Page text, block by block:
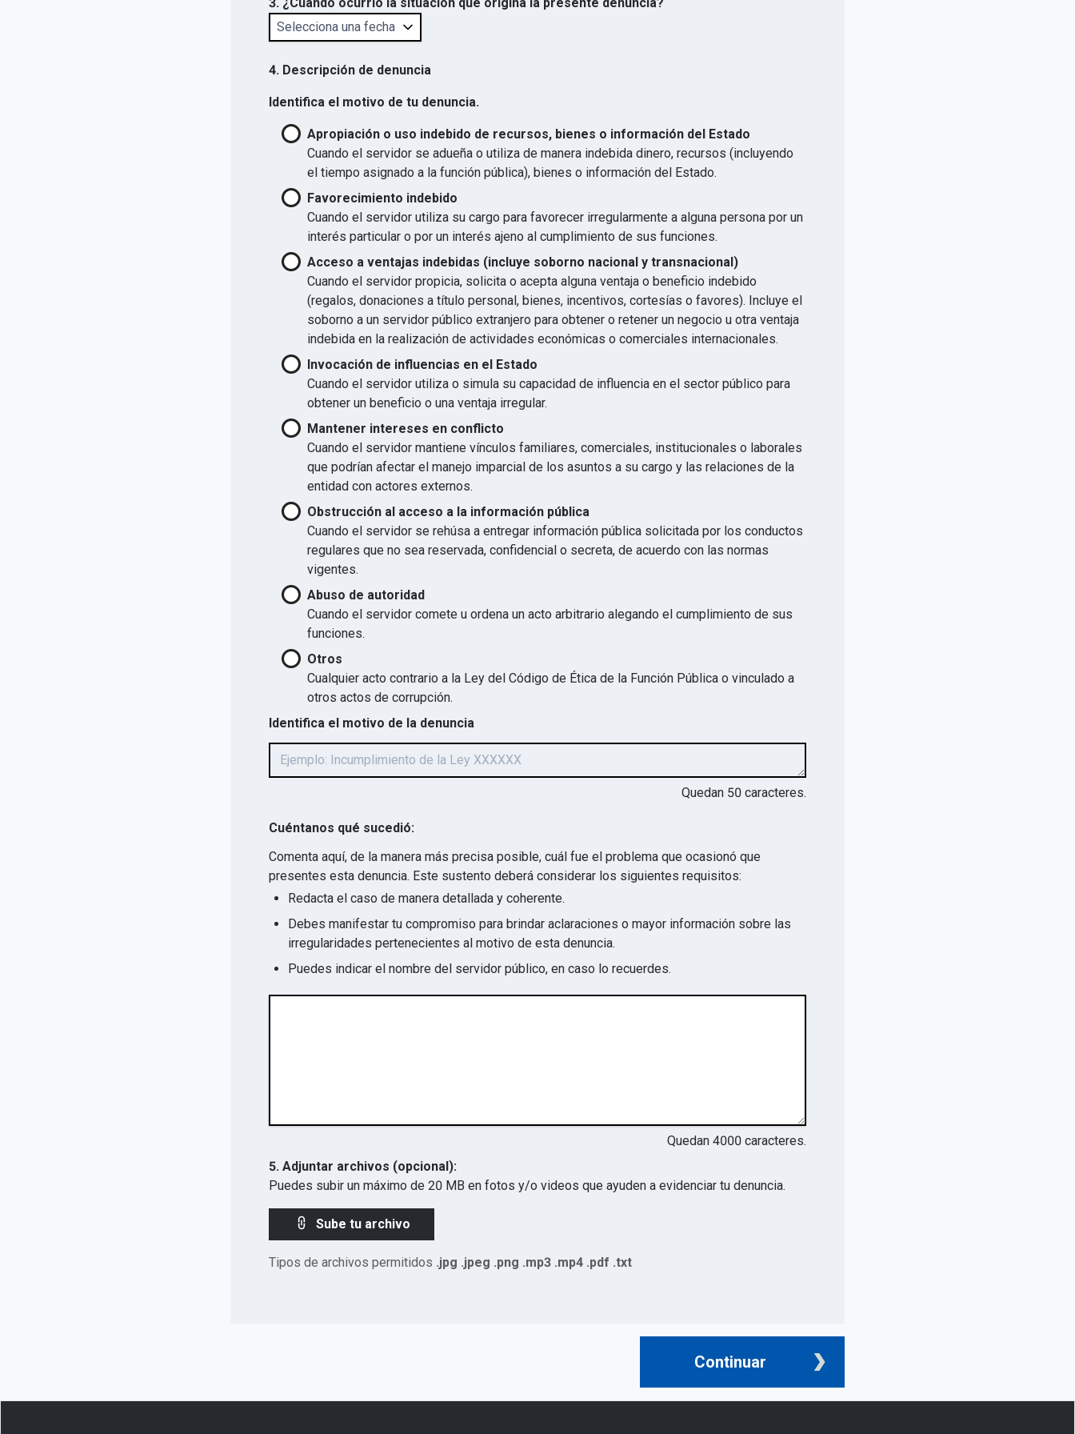
4. Descripción de denuncia
Identifica el motivo de tu denuncia.
Apropiación o uso indebido de recursos, bienes o información del Estado
Cuando el servidor se adueña o utiliza de manera indebida dinero, recursos (incluyendo
el tiempo asignado a la función pública), bienes o información del Estado.
Favorecimiento indebido
Cuando el servidor utiliza su cargo para favorecer irregularmente a alguna persona por un
interés particular o por un interés ajeno al cumplimiento de sus funciones.
Acceso a ventajas indebidas (incluye soborno nacional y transnacional)
Cuando el servidor propicia, solicita o acepta alguna ventaja o beneficio indebido
(regalos, donaciones a título personal, bienes, incentivos, cortesías o favores). Incluye el
soborno a un servidor público extranjero para obtener o retener un negocio u otra ventaja
indebida en la realización de actividades económicas o comerciales internacionales.
Invocación de influencias en el Estado
Cuando el servidor utiliza o simula su capacidad de influencia en el sector público para
obtener un beneficio o una ventaja irregular.
Mantener intereses en conflicto
Cuando el servidor mantiene vínculos familiares, comerciales, institucionales o laborales
que podrían afectar el manejo imparcial de los asuntos a su cargo y las relaciones de la
entidad con actores externos.
Obstrucción al acceso a la información pública
Cuando el servidor se rehúsa a entregar información pública solicitada por los conductos
regulares que no sea reservada, confidencial o secreta, de acuerdo con las normas
vigentes.
Abuso de autoridad
Cuando el servidor comete u ordena un acto arbitrario alegando el cumplimiento de sus
funciones.
Otros
Cualquier acto contrario a la Ley del Código de Ética de la Función Pública o vinculado a
otros actos de corrupción.
Identifica el motivo de la denuncia
Quedan 50 caracteres.
Cuéntanos qué sucedió:
Comenta aquí, de la manera más precisa posible, cuál fue el problema que ocasionó que
presentes esta denuncia. Este sustento deberá considerar los siguientes requisitos:
Redacta el caso de manera detallada y coherente.
Debes manifestar tu compromiso para brindar aclaraciones o mayor información sobre las
irregularidades pertenecientes al motivo de esta denuncia.
Puedes indicar el nombre del servidor público, en caso lo recuerdes.
Quedan 4000 caracteres.
5. Adjuntar archivos (opcional):
Puedes subir un máximo de 20 MB en fotos y/o videos que ayuden a evidenciar tu denuncia.
Sube tu archivo
Tipos de archivos permitidos .jpg .jpeg .png .mp3 .mp4 .pdf .txt
Continuar